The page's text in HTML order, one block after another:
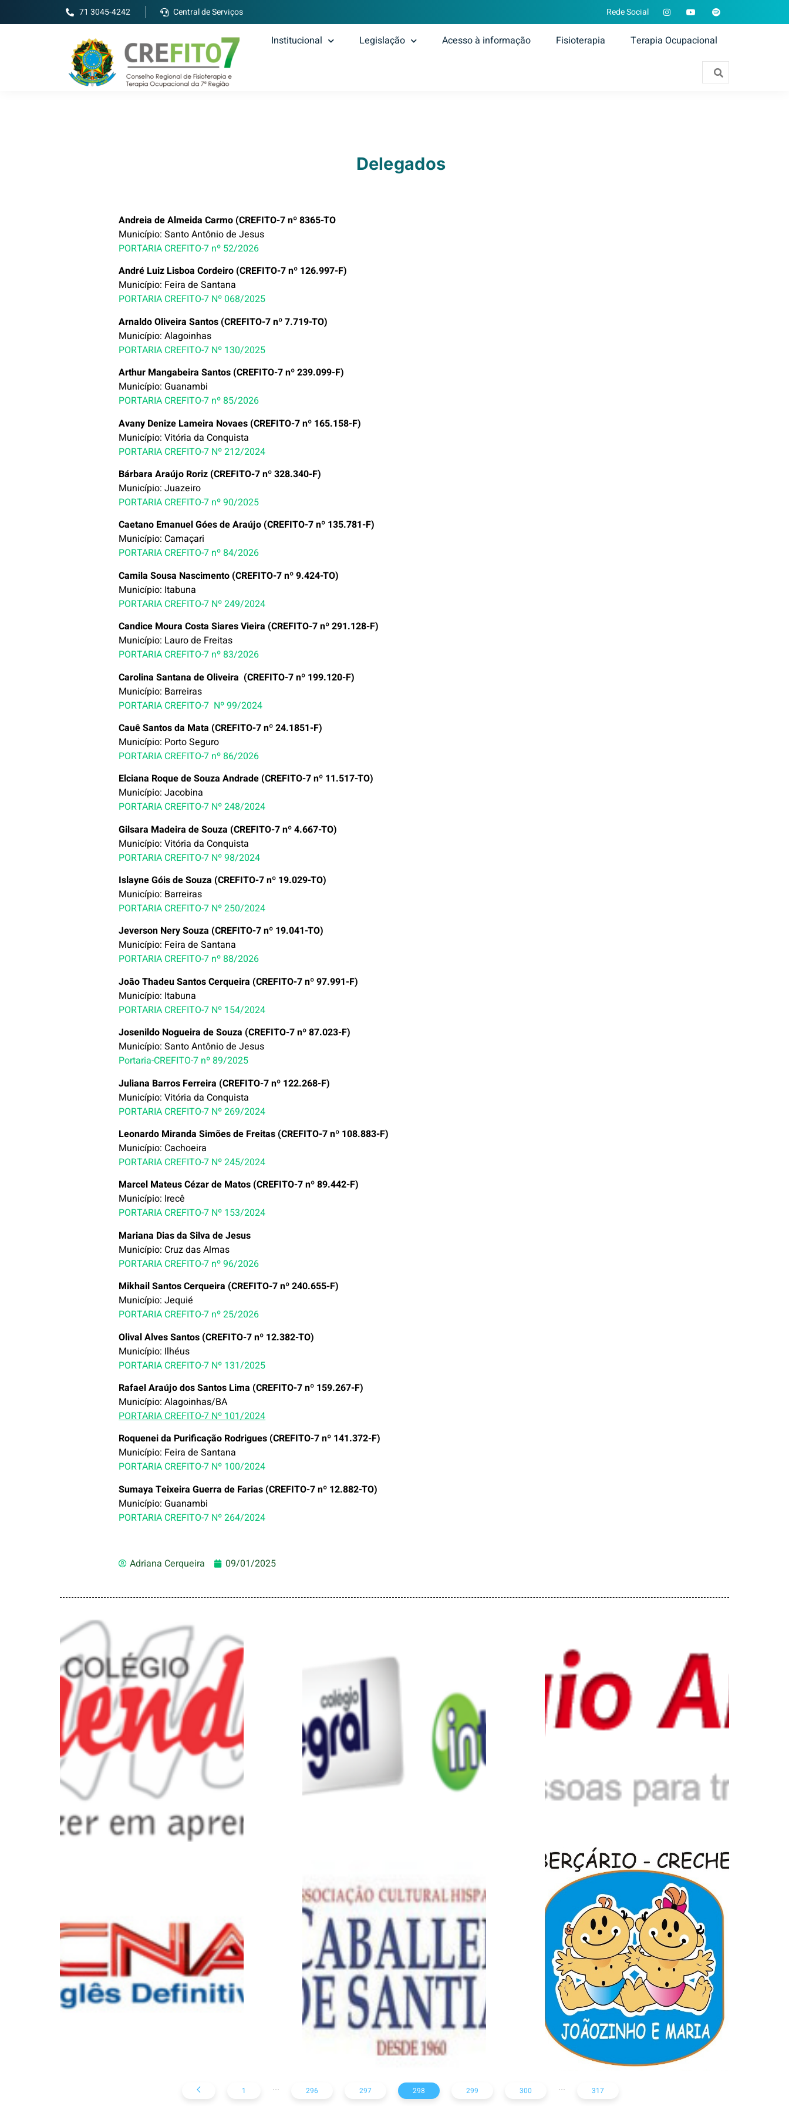
71 3045-4242 Central de Serviços Rede Social
Institucional Legislação Acesso à informação Fisioterapia Terapia Ocupacional
Delegados
Andreia de Almeida Carmo (CREFITO-7 nº 8365-TO
Município: Santo Antônio de Jesus
PORTARIA CREFITO-7 nº 52/2026
André Luiz Lisboa Cordeiro (CREFITO-7 nº 126.997-F)
Município: Feira de Santana
PORTARIA CREFITO-7 Nº 068/2025
Arnaldo Oliveira Santos (CREFITO-7 nº 7.719-TO)
Município: Alagoinhas
PORTARIA CREFITO-7 Nº 130/2025
Arthur Mangabeira Santos (CREFITO-7 nº 239.099-F)
Município: Guanambi
PORTARIA CREFITO-7 nº 85/2026
Avany Denize Lameira Novaes (CREFITO-7 nº 165.158-F)
Município: Vitória da Conquista
PORTARIA CREFITO-7 Nº 212/2024
Bárbara Araújo Roriz (CREFITO-7 nº 328.340-F)
Município: Juazeiro
PORTARIA CREFITO-7 nº 90/2025
Caetano Emanuel Góes de Araújo (CREFITO-7 nº 135.781-F)
Município: Camaçari
PORTARIA CREFITO-7 nº 84/2026
Camila Sousa Nascimento (CREFITO-7 nº 9.424-TO)
Município: Itabuna
PORTARIA CREFITO-7 Nº 249/2024
Candice Moura Costa Siares Vieira (CREFITO-7 nº 291.128-F)
Município: Lauro de Freitas
PORTARIA CREFITO-7 nº 83/2026
Carolina Santana de Oliveira (CREFITO-7 nº 199.120-F)
Município: Barreiras
PORTARIA CREFITO-7 Nº 99/2024
Cauê Santos da Mata (CREFITO-7 nº 24.1851-F)
Município: Porto Seguro
PORTARIA CREFITO-7 nº 86/2026
Elciana Roque de Souza Andrade (CREFITO-7 nº 11.517-TO)
Município: Jacobina
PORTARIA CREFITO-7 Nº 248/2024
Gilsara Madeira de Souza (CREFITO-7 nº 4.667-TO)
Município: Vitória da Conquista
PORTARIA CREFITO-7 Nº 98/2024
Islayne Góis de Souza (CREFITO-7 nº 19.029-TO)
Município: Barreiras
PORTARIA CREFITO-7 Nº 250/2024
Jeverson Nery Souza (CREFITO-7 nº 19.041-TO)
Município: Feira de Santana
PORTARIA CREFITO-7 nº 88/2026
João Thadeu Santos Cerqueira (CREFITO-7 nº 97.991-F)
Município: Itabuna
PORTARIA CREFITO-7 Nº 154/2024
Josenildo Nogueira de Souza (CREFITO-7 nº 87.023-F)
Município: Santo Antônio de Jesus
Portaria-CREFITO-7 nº 89/2025
Juliana Barros Ferreira (CREFITO-7 nº 122.268-F)
Município: Vitória da Conquista
PORTARIA CREFITO-7 Nº 269/2024
Leonardo Miranda Simões de Freitas (CREFITO-7 nº 108.883-F)
Município: Cachoeira
PORTARIA CREFITO-7 Nº 245/2024
Marcel Mateus Cézar de Matos (CREFITO-7 nº 89.442-F)
Município: Irecê
PORTARIA CREFITO-7 Nº 153/2024
Mariana Dias da Silva de Jesus
Município: Cruz das Almas
PORTARIA CREFITO-7 nº 96/2026
Mikhail Santos Cerqueira (CREFITO-7 nº 240.655-F)
Município: Jequié
PORTARIA CREFITO-7 nº 25/2026
Olival Alves Santos (CREFITO-7 nº 12.382-TO)
Município: Ilhéus
PORTARIA CREFITO-7 Nº 131/2025
Rafael Araújo dos Santos Lima (CREFITO-7 nº 159.267-F)
Município: Alagoinhas/BA
PORTARIA CREFITO-7 Nº 101/2024
Roquenei da Purificação Rodrigues (CREFITO-7 nº 141.372-F)
Município: Feira de Santana
PORTARIA CREFITO-7 Nº 100/2024
Sumaya Teixeira Guerra de Farias (CREFITO-7 nº 12.882-TO)
Município: Guanambi
PORTARIA CREFITO-7 Nº 264/2024
Adriana Cerqueira 09/01/2025
Colégio Mendel
Colégio Integral e
Colégio Integral
Colégio Anchieta
CNA – Inglês
Definitivo
Caballeros de
Santiago
Berçário-creche
Joãozinho e Maria
1 ... 296 297 298 299 300 ... 317